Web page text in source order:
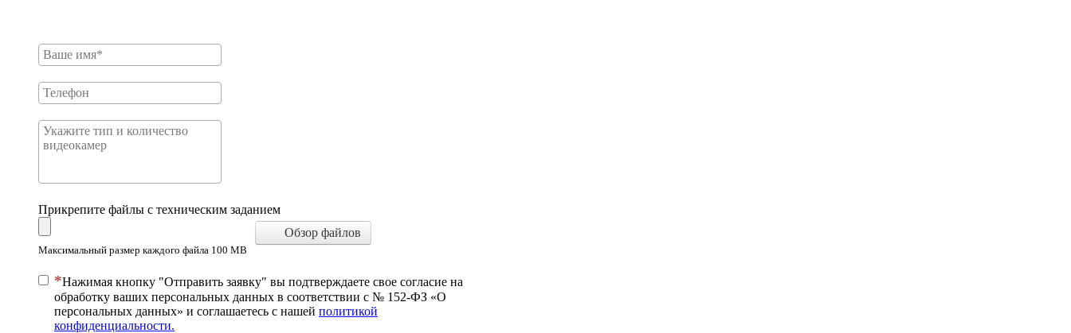
Прикрепите файлы с техническим заданием
Обзор файлов
Максимальный размер каждого файла 100 MB
Нажимая кнопку "Отправить заявку" вы подтверждаете свое согласие на
обработку ваших персональных данных в соответствии с № 152-ФЗ «О
персональных данных» и соглашаетесь c нашей политикой
конфиденциальности.